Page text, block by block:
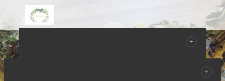
メニュー
お客様の声